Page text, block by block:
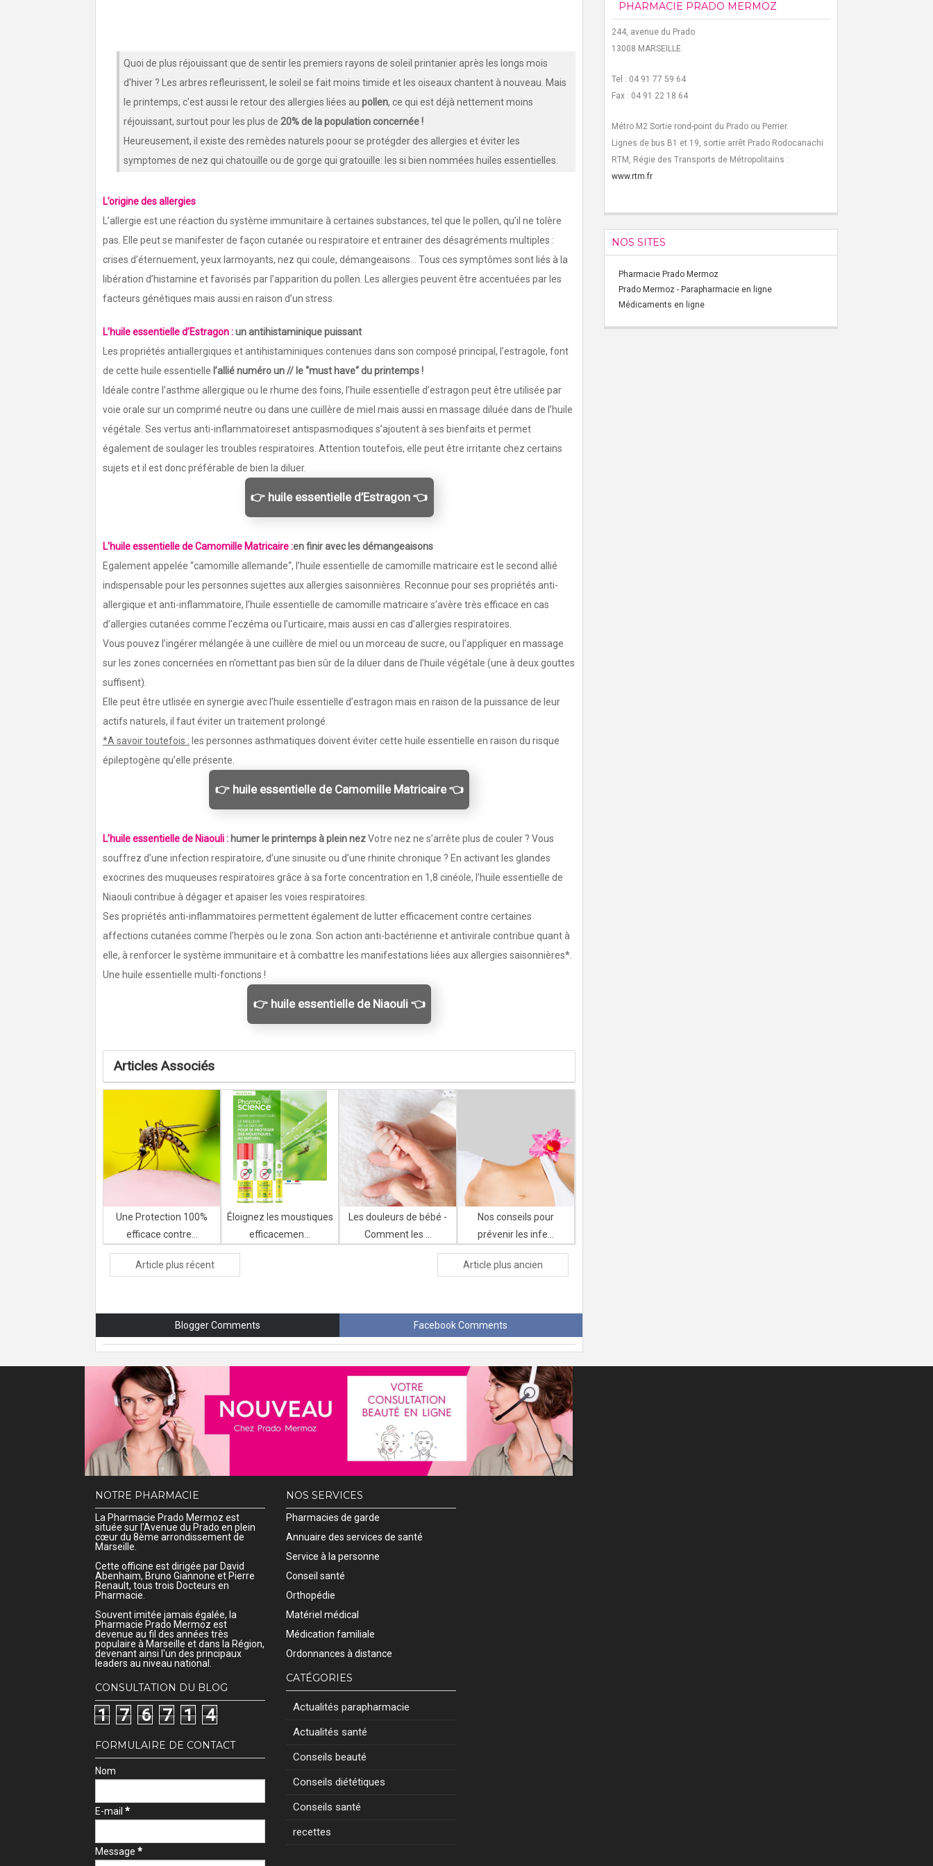
Quoi de plus réjouissant que de sentir les premiers rayons de soleil printanier après les longs mois
d'hiver ? Les arbres refleurissent, le soleil se fait moins timide et les oiseaux chantent à nouveau. Mais
le printemps, c'est aussi le retour des allergies liées au pollen, ce qui est déjà nettement moins
réjouissant, surtout pour les plus de 20% de la population concernée !
Heureusement, il existe des remèdes naturels poour se protégder des allergies et éviter les
symptomes de nez qui chatouille ou de gorge qui gratouille: les si bien nommées huiles essentielles.
L’origine des allergies
L’aIlergie est une réaction du système immunitaire à certaines substances, tel que le pollen, qu’il ne tolère
pas. Elle peut se manifester de façon cutanée ou respiratoire et entrainer des désagréments multiples :
crises d’éternuement, yeux larmoyants, nez qui coule, démangeaisons… Tous ces symptômes sont liés à la
libération d’histamine et favorisés par l’apparition du pollen. Les allergies peuvent être accentuées par les
facteurs génétiques mais aussi en raison d’un stress.
L’huile essentielle d’Estragon :un antihistaminique puissant
Les propriétés antiallergiques et antihistaminiques contenues dans son composé principal, l’estragole, font
de cette huile essentielle l’allié numéro un // le “must have“ du printemps !
Idéale contre l’asthme allergique ou le rhume des foins, l’huile essentielle d’estragon peut être utilisée par
voie orale sur un comprimé neutre ou dans une cuillère de miel mais aussi en massage diluée dans de l’huile
végétale. Ses vertus anti-inflammatoireset antispasmodiques s’ajoutent à ses bienfaits et permet
également de soulager les troubles respiratoires. Attention toutefois, elle peut être irritante chez certains
sujets et il est donc préférable de bien la diluer.
👉 huile essentielle d’Estragon 👈
L'huile essentielle de Camomille Matricaire :en finir avec les démangeaisons
Egalement appelée “camomille allemande“, l’huile essentielle de camomille matricaire est le second allié
indispensable pour les personnes sujettes aux allergies saisonnières. Reconnue pour ses propriétés anti-
allergique et anti-inflammatoire, l’huile essentielle de camomille matricaire s’avère très efficace en cas
d’allergies cutanées comme l’eczéma ou l’urticaire, mais aussi en cas d’allergies respiratoires.
Vous pouvez l’ingérer mélangée à une cuillère de miel ou un morceau de sucre, ou l’appliquer en massage
sur les zones concernées en n’omettant pas bien sûr de la diluer dans de l’huile végétale (une à deux gouttes
suffisent).
Elle peut être utlisée en synergie avec l’huile essentielle d’estragon mais en raison de la puissance de leur
actifs naturels, il faut éviter un traitement prolongé.
*A savoir toutefois : les personnes asthmatiques doivent éviter cette huile essentielle en raison du risque
épileptogène qu’elle présente.
👉 huile essentielle de Camomille Matricaire 👈
L’huile essentielle de Niaouli : humer le printemps à plein nezVotre nez ne s’arrête plus de couler ? Vous
souffrez d’une infection respiratoire, d’une sinusite ou d’une rhinite chronique ? En activant les glandes
exocrines des muqueuses respiratoires grâce à sa forte concentration en 1,8 cinéole, l’huile essentielle de
Niaouli contribue à dégager et apaiser les voies respiratoires.
Ses propriétés anti-inflammatoires permettent également de lutter efficacement contre certaines
affections cutanées comme l’herpès ou le zona. Son action anti-bactérienne et antivirale contribue quant à
elle, à renforcer le système immunitaire et à combattre les manifestations liées aux allergies saisonnières*.
Une huile essentielle multi-fonctions !
👉 huile essentielle de Niaouli 👈
Articles Associés
Une Protection 100%
efficace contre...
Éloignez les moustiques
efficacemen...
Les douleurs de bébé -
Comment les ...
Nos conseils pour
prévenir les infe...
Article plus récent Article plus ancien
Blogger Comments Facebook Comments
PHARMACIE PRADO MERMOZ
244, avenue du Prado
13008 MARSEILLE
Tel : 04 91 77 59 64
Fax : 04 91 22 18 64
Métro M2 Sortie rond-point du Prado ou Perrier.
Lignes de bus B1 et 19, sortie arrêt Prado Rodocanachi
RTM, Régie des Transports de Métropolitains :
www.rtm.fr
NOS SITES
Pharmacie Prado Mermoz
Prado Mermoz - Parapharmacie en ligne
Médicaments en ligne
NOTRE PHARMACIE
La Pharmacie Prado Mermoz est
située sur l'Avenue du Prado en plein
cœur du 8ème arrondissement de
Marseille.
Cette officine est dirigée par David
Abenhaim, Bruno Giannone et Pierre
Renault, tous trois Docteurs en
Pharmacie.
Souvent imitée jamais égalée, la
Pharmacie Prado Mermoz est
devenue au fil des années très
populaire à Marseille et dans la Région,
devenant ainsi l'un des principaux
leaders au niveau national.
CONSULTATION DU BLOG
1 7 6 7 1 4
FORMULAIRE DE CONTACT
Nom
E-mail *
Message *
NOS SERVICES
Pharmacies de garde
Annuaire des services de santé
Service à la personne
Conseil santé
Orthopédie
Matériel médical
Médication familiale
Ordonnances à distance
CATÉGORIES
Actualités parapharmacie
Actualités santé
Conseils beauté
Conseils diététiques
Conseils santé
recettes